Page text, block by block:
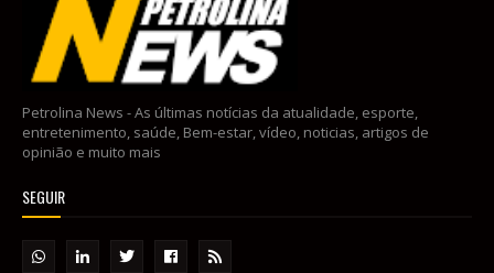
Petrolina News - As últimas notícias da atualidade, esporte,
entretenimento, saúde, Bem-estar, vídeo, noticias, artigos de
opinião e muito mais
SEGUIR